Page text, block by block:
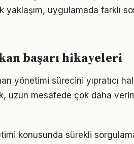
uygulamada farklı
başarı hikayeleri
yönetimi sürecini yıpratıcı
uzun mesafede çok daha
konusunda sürekli